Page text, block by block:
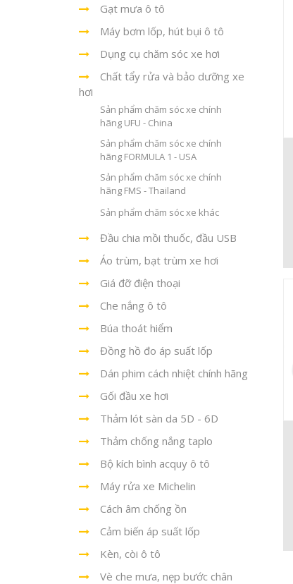
Gạt mưa ô tô
Máy bơm lốp, hút bụi ô tô
Dụng cụ chăm sóc xe hơi
Chất tẩy rửa và bảo dưỡng xe
hơi
Sản phẩm chăm sóc xe chính
hãng UFU - China
Sản phẩm chăm sóc xe chính
hãng FORMULA 1 - USA
Sản phẩm chăm sóc xe chính
hãng FMS - Thailand
Sản phẩm chăm sóc xe khác
Đầu chia mồi thuốc, đầu USB
Áo trùm, bạt trùm xe hơi
Giá đỡ điện thoại
Che nắng ô tô
Búa thoát hiểm
Đồng hồ đo áp suất lốp
Dán phim cách nhiệt chính hãng
Gối đầu xe hơi
Thảm lót sàn da 5D - 6D
Thảm chống nắng taplo
Bộ kích bình acquy ô tô
Máy rửa xe Michelin
Cách âm chống ồn
Cảm biến áp suất lốp
Kèn, còi ô tô
Vè che mưa, nẹp bước chân